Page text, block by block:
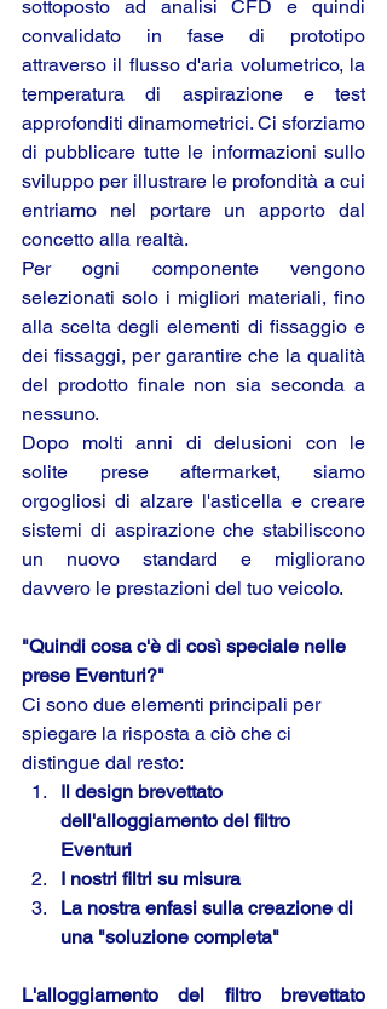
sottoposto ad analisi CFD e quindi
convalidato in fase di prototipo
attraverso il flusso d'aria volumetrico, la
temperatura di aspirazione e test
approfonditi dinamometrici. Ci sforziamo
di pubblicare tutte le informazioni sullo
sviluppo per illustrare le profondità a cui
entriamo nel portare un apporto dal
concetto alla realtà.
Per ogni componente vengono
selezionati solo i migliori materiali, fino
alla scelta degli elementi di fissaggio e
dei fissaggi, per garantire che la qualità
del prodotto finale non sia seconda a
nessuno.
Dopo molti anni di delusioni con le
solite prese aftermarket, siamo
orgogliosi di alzare l'asticella e creare
sistemi di aspirazione che stabiliscono
un nuovo standard e migliorano
davvero le prestazioni del tuo veicolo.
"Quindi cosa c'è di così speciale nelle
prese Eventuri?"
Ci sono due elementi principali per
spiegare la risposta a ciò che ci
distingue dal resto:
Il design brevettato
dell'alloggiamento del filtro
Eventuri
I nostri filtri su misura
La nostra enfasi sulla creazione di
una "soluzione completa"
L'alloggiamento del filtro brevettato